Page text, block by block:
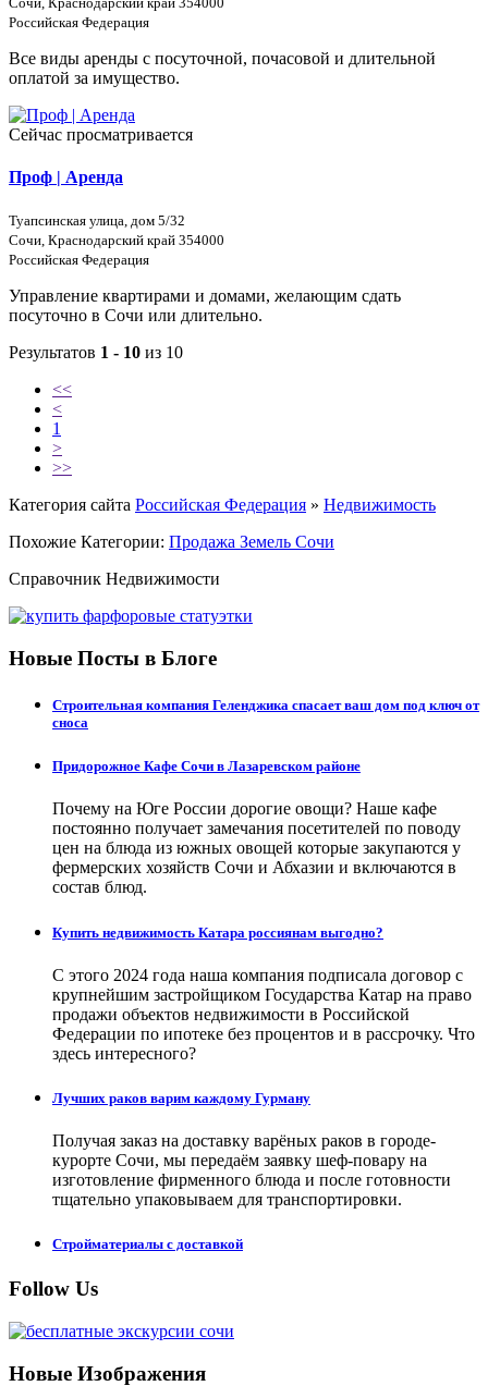
Российская Федерация
Все виды аренды с посуточной, почасовой и длительной
оплатой за имущество.
Сейчас просматривается
Проф | Аренда
Туапсинская улица, дом 5/32
Сочи, Краснодарский край 354000
Российская Федерация
Управление квартирами и домами, желающим сдать
посуточно в Сочи или длительно.
Результатов 1 - 10 из 10
<<
<
1
>
>>
Категория сайта Российская Федерация » Недвижимость
Похожие Категории: Продажа Земель Сочи
Справочник Недвижимости
Новые Посты в Блоге
Строительная компания Геленджика спасает ваш дом под ключ от
сноса
Придорожное Кафе Сочи в Лазаревском районе
Почему на Юге России дорогие овощи? Наше кафе
постоянно получает замечания посетителей по поводу
цен на блюда из южных овощей которые закупаются у
фермерских хозяйств Сочи и Абхазии и включаются в
состав блюд.
Купить недвижимость Катара россиянам выгодно?
С этого 2024 года наша компания подписала договор с
крупнейшим застройщиком Государства Катар на право
продажи объектов недвижимости в Российской
Федерации по ипотеке без процентов и в рассрочку. Что
здесь интересного?
Лучших раков варим каждому Гурману
Получая заказ на доставку варёных раков в городе-
курорте Сочи, мы передаём заявку шеф-повару на
изготовление фирменного блюда и после готовности
тщательно упаковываем для транспортировки.
Стройматериалы с доставкой
Follow Us
Новые Изображения